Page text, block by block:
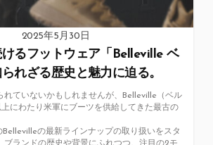
2025年5月30日
るフットウェア「Belleville ベ
れざる歴史と魅力に迫る。
れていないかもしれませんが、Belleville（ベル
上にわたり米軍にブーツを供給してきた最古の
Bellevilleの最新ラインナップの取り扱いをスタ